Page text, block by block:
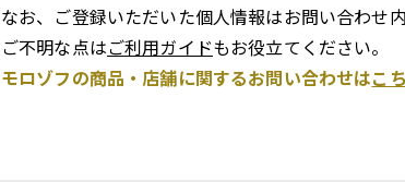
なお、ご登録いただいた個人情報はお問い合わせ
ご不明な点はご利用ガイドもお役立てください。
モロゾフの商品・店舗に関するお問い合わせはこ